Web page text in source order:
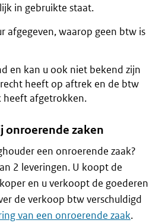
in gebruikte staat.
afgegeven, waarop geen btw is
en kan u ook niet bekend zijn
heeft op aftrek en de btw
heeft afgetrokken.
onroerende zaken
een onroerende zaak?
2 leveringen. U koopt de
en u verkoopt de goederen
de verkoop btw verschuldigd
van een onroerende zaak.